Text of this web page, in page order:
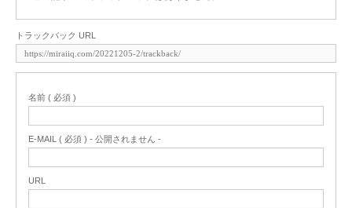
トラックバック URL
名前 ( 必須 )
E-MAIL ( 必須 ) - 公開されません -
URL